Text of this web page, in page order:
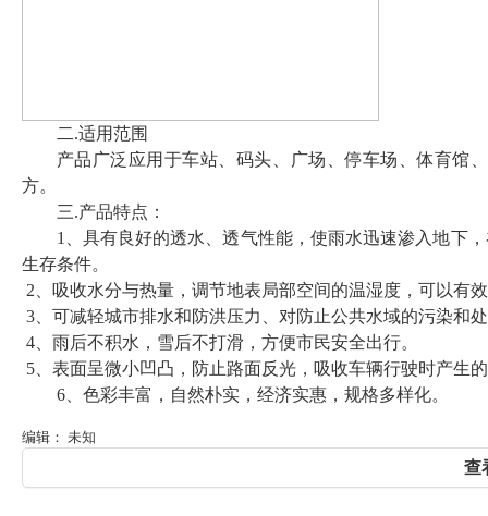
二.适用范围
产品广泛应用于车站、码头、广场、停车场、体育馆
方。
三.产品特点：
1、具有良好的透水、透气性能，使雨水迅速渗入地下
生存条件。
2、吸收水分与热量，调节地表局部空间的温湿度，可以有
3、可减轻城市排水和防洪压力、对防止公共水域的污染和
4、雨后不积水，雪后不打滑，方便市民安全出行。
5、表面呈微小凹凸，防止路面反光，吸收车辆行驶时产生
6、色彩丰富，自然朴实，经济实惠，规格多样化。
编辑： 未知
查